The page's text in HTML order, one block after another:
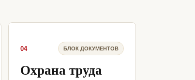
04 БЛОК ДОКУМЕНТОВ
Охрана труда